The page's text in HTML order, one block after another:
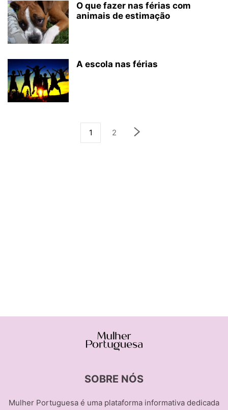
O que fazer nas férias com
animais de estimação
A escola nas férias
1 2
SOBRE NÓS
Mulher Portuguesa é uma plataforma informativa dedicada